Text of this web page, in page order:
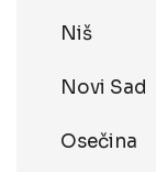
Niš
Novi Sad
Osečina